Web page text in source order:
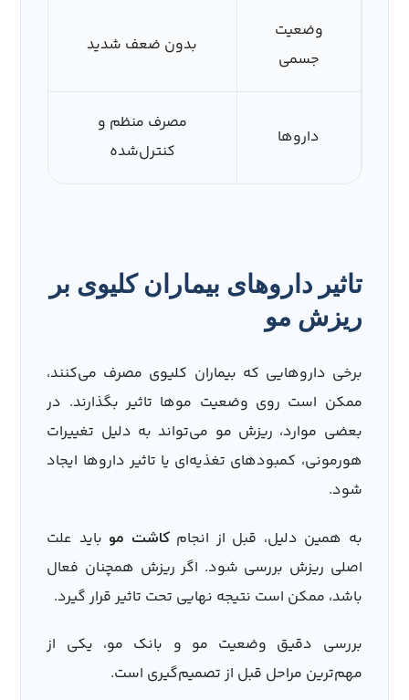
وضعیت
جسمی
بدون ضعف شدید
داروها
مصرف منظم و
کنترل‌شده
تاثیر داروهای بیماران کلیوی بر
ریزش مو
برخی داروهایی که بیماران کلیوی مصرف می‌کنند،
ممکن است روی وضعیت موها تاثیر بگذارند. در
بعضی موارد، ریزش مو می‌تواند به دلیل تغییرات
هورمونی، کمبودهای تغذیه‌ای یا تاثیر داروها ایجاد
شود.
به همین دلیل، قبل از انجامکاشت مو باید علت
اصلی ریزش بررسی شود. اگر ریزش همچنان فعال
باشد، ممکن است نتیجه نهایی تحت تاثیر قرار گیرد.
بررسی دقیق وضعیت مو و بانک مو، یکی از
مهم‌ترین مراحل قبل از تصمیم‌گیری است.